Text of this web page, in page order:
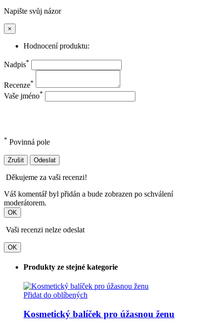
Napište svůj názor
×
Hodnocení produktu:
Nadpis*
Recenze*
Vaše jméno*
* Povinná pole
Zrušit Odeslat
Děkujeme za vaši recenzi!
Váš komentář byl přidán a bude zobrazen po schválení
moderátorem.
OK
Vaši recenzi nelze odeslat
OK
Produkty ze stejné kategorie
Přidat do oblíbených
Kosmetický balíček pro úžasnou ženu